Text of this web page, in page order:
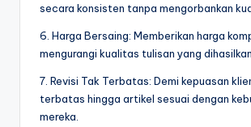
secara konsisten tanpa mengorbankan
6. Harga Bersaing: Memberikan harga
mengurangi kualitas tulisan yang dihasilkan.
7. Revisi Tak Terbatas: Demi kepuasan
terbatas hingga artikel sesuai dengan
mereka.